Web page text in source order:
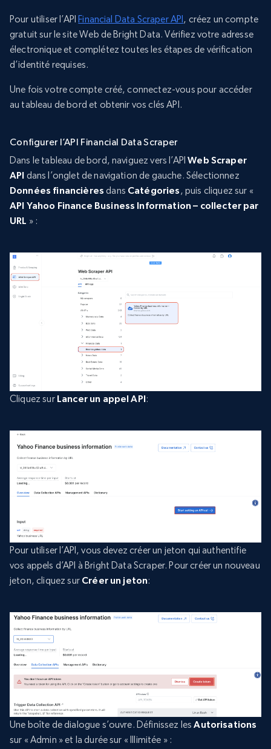
Pour utiliser l’API Financial Data Scraper API , créez un compte
gratuit sur le site Web de Bright Data. Vérifiez votre adresse
électronique et complétez toutes les étapes de vérification
d’identité requises.
Une fois votre compte créé, connectez-vous pour accéder
au tableau de bord et obtenir vos clés API.
Configurer l’API Financial Data Scraper
Dans le tableau de bord, naviguez vers l’APIWeb Scraper
API dans l’onglet de navigation de gauche. Sélectionnez
Données financières dans Catégories, puis cliquez sur «
API Yahoo Finance Business Information – collecter par
URL » :
Cliquez sur Lancer un appel API:
Pour utiliser l’API, vous devez créer un jeton qui authentifie
vos appels d’API à Bright Data Scraper. Pour créer un nouveau
jeton, cliquez sur Créer un jeton:
Une boîte de dialogue s’ouvre. Définissez lesAutorisations
sur « Admin » et la durée sur « Illimitée » :